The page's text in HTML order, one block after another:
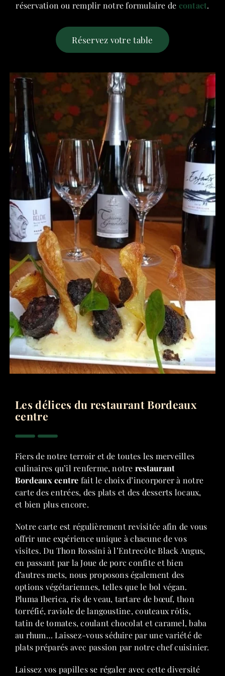
réservation ou remplir notre formulaire de contact.
Réservez votre table
Les délices du restaurant Bordeaux
centre
Fiers de notre terroir et de toutes les merveilles
culinaires qu’il renferme, notre restaurant
Bordeaux centre fait le choix d’incorporer à notre
carte des entrées, des plats et des desserts locaux,
et bien plus encore.
Notre carte est régulièrement revisitée afin de vous
offrir une expérience unique à chacune de vos
visites. Du Thon Rossini à l’Entrecôte Black Angus,
en passant par la Joue de porc confite et bien
d’autres mets, nous proposons également des
options végétariennes, telles que le bol végan.
Pluma Iberica, ris de veau, tartare de bœuf, thon
torréfié, raviole de langoustine, couteaux rôtis,
tatin de tomates, coulant chocolat et caramel, baba
au rhum… Laissez-vous séduire par une variété de
plats préparés avec passion par notre chef cuisinier.
Laissez vos papilles se régaler avec cette diversité